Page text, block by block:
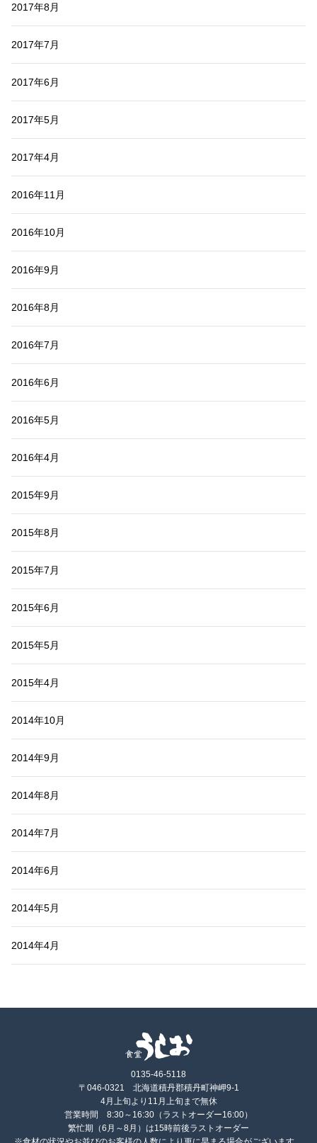
2017年8月
2017年7月
2017年6月
2017年5月
2017年4月
2016年11月
2016年10月
2016年9月
2016年8月
2016年7月
2016年6月
2016年5月
2016年4月
2015年9月
2015年8月
2015年7月
2015年6月
2015年5月
2015年4月
2014年10月
2014年9月
2014年8月
2014年7月
2014年6月
2014年5月
2014年4月
0135-46-5118
〒046-0321 北海道積丹郡積丹町神岬9-1
4月上旬より11月上旬まで無休
営業時間 8:30～16:30（ラストオーダー16:00）
繁忙期（6月～8月）は15時前後ラストオーダー